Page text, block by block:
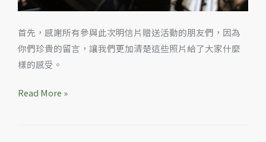
首先，感謝所有參與此次明信片贈送活動的朋友們，因為
你們珍貴的留言，讓我們更加清楚這些照片給了大家什麼
樣的感受。
Read More »